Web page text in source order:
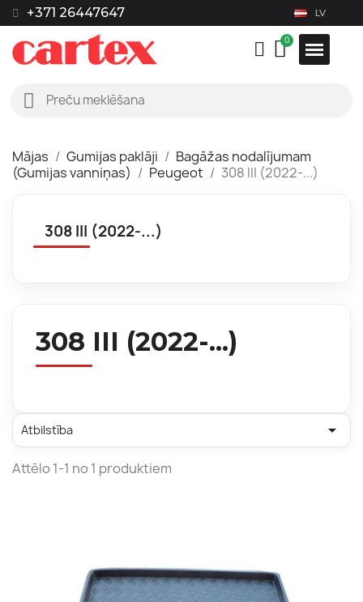
+371 26447647 LV
Mājas Gumijas paklāji
Bagāžas nodalījumam
(Gumijas vanniņas)
Peugeot 308 III (2022-...)
308 III (2022-...)
308 III (2022-...)
Atbilstība 
Attēlo 1-1 no 1 produktiem